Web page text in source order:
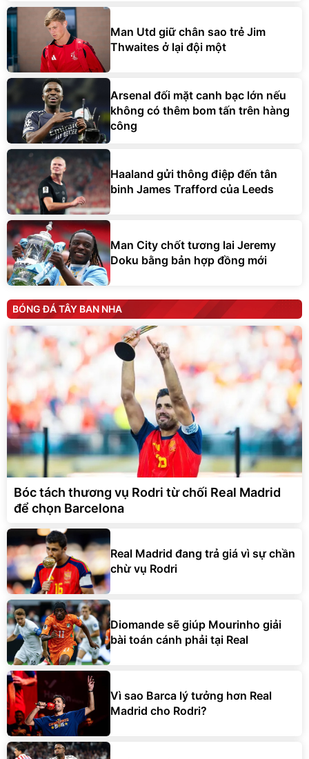
Man Utd giữ chân sao trẻ Jim
Thwaites ở lại đội một
Arsenal đối mặt canh bạc lớn nếu
không có thêm bom tấn trên hàng
công
Haaland gửi thông điệp đến tân
binh James Trafford của Leeds
Man City chốt tương lai Jeremy
Doku bằng bản hợp đồng mới
BÓNG ĐÁ TÂY BAN NHA
Bóc tách thương vụ Rodri từ chối Real Madrid
để chọn Barcelona
Real Madrid đang trả giá vì sự chần
chừ vụ Rodri
Diomande sẽ giúp Mourinho giải
bài toán cánh phải tại Real
Vì sao Barca lý tưởng hơn Real
Madrid cho Rodri?